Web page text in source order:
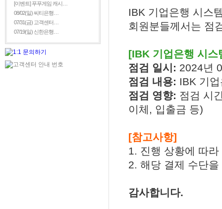
[이벤트] 푸푸게임 캐시…
08/02(일) 씨티은행…
07/31(금) 고객센터…
07/19(일) 신한은행…
IBK 기업은행 시스
회원분들께서는 점
[IBK 기업은행 시스
점검 일시: 2024년
점검 내용: IBK 기
점검 영향: 점검 시
이체, 입출금 등)
[참고사항]
1. 진행 상황에 따
2. 해당 결제 수단
감사합니다.